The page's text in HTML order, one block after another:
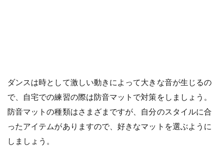
ダンスは時として激しい動きによって大きな音が生じるの
で、自宅での練習の際は防音マットで対策をしましょう。
防音マットの種類はさまざまですが、自分のスタイルに合
ったアイテムがありますので、好きなマットを選ぶように
しましょう。